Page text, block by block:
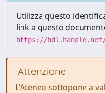
Utilizza questo
link a questo
https://hdl.handle.net/
Attenzione
L'Ateneo sottopone a